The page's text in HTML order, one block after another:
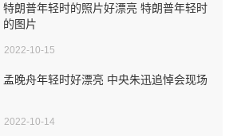
特朗普年轻时的照片好漂亮 特朗普年轻时
的图片
2022-10-15
孟晚舟年轻时好漂亮 中央朱迅追悼会现场
2022-10-14